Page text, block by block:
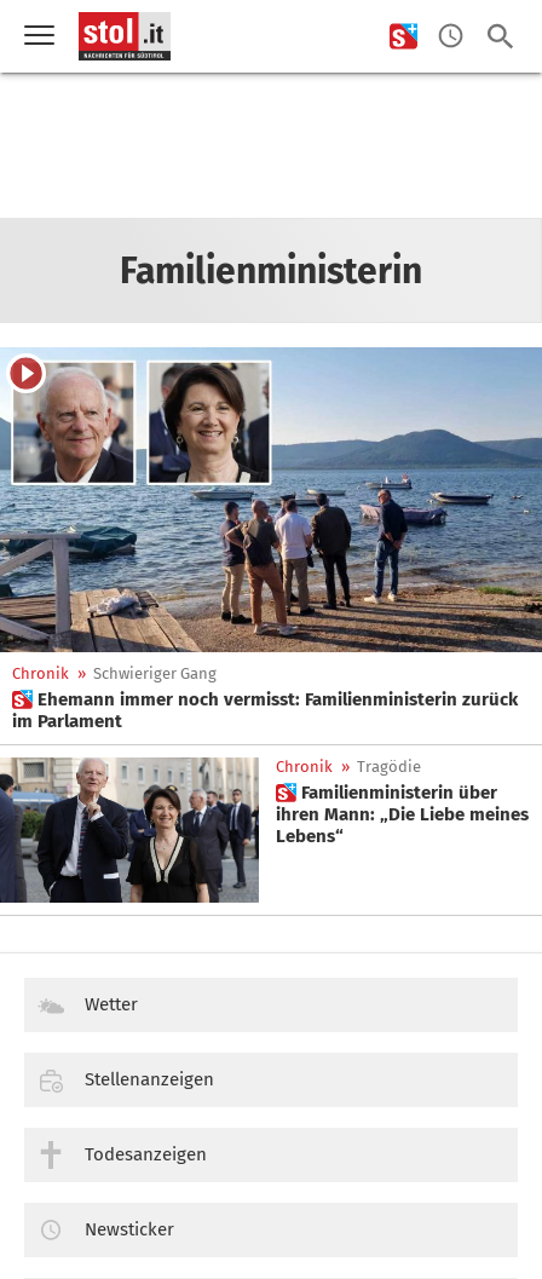
Familienministerin
Chronik » Schwieriger Gang
 Ehemann immer noch vermisst: Familienministerin zurück
im Parlament
Chronik » Tragödie
 Familienministerin über
ihren Mann: „Die Liebe meines
Lebens“
Wetter
Stellenanzeigen
Todesanzeigen
Newsticker